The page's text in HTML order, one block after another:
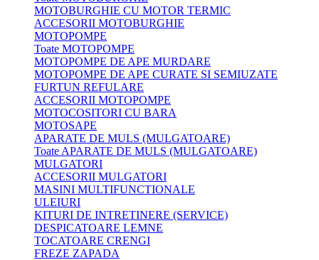
MOTOBURGHIE CU MOTOR TERMIC
ACCESORII MOTOBURGHIE
MOTOPOMPE
Toate MOTOPOMPE
MOTOPOMPE DE APE MURDARE
MOTOPOMPE DE APE CURATE SI SEMIUZATE
FURTUN REFULARE
ACCESORII MOTOPOMPE
MOTOCOSITORI CU BARA
MOTOSAPE
APARATE DE MULS (MULGATOARE)
Toate APARATE DE MULS (MULGATOARE)
MULGATORI
ACCESORII MULGATORI
MASINI MULTIFUNCTIONALE
ULEIURI
KITURI DE INTRETINERE (SERVICE)
DESPICATOARE LEMNE
TOCATOARE CRENGI
FREZE ZAPADA